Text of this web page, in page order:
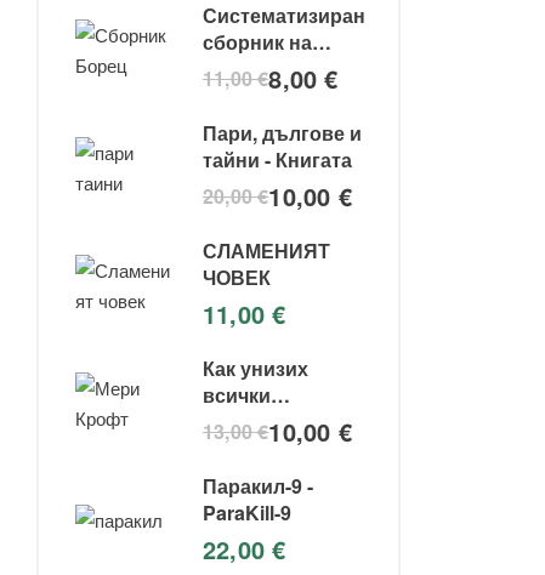
Систематизиран
сборник на
съвременния
боец за свобода
11,00€8,00€
Пари, дългове и
тайни - Книгата
20,00€10,00 €
СЛАМЕНИЯТ
ЧОВЕК
11,00€
Как унизих
всички
институции -
Мери крофт
13,00€10,00 €
Паракил-9 -
ParaKill-9
22,00€